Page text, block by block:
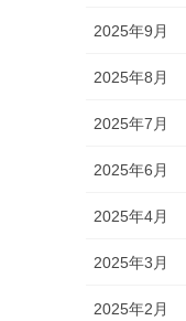
2025年9月
2025年8月
2025年7月
2025年6月
2025年4月
2025年3月
2025年2月